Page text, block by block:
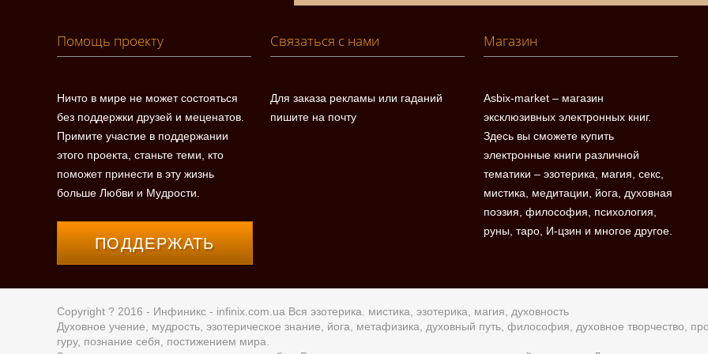
Помощь проекту
Ничто в мире не может состояться
без поддержки друзей и меценатов.
Примите участие в поддержании
этого проекта, станьте теми, кто
поможет принести в эту жизнь
больше Любви и Мудрости.
ПОДДЕРЖАТЬ
Связаться с нами
Для заказа рекламы или гаданий
пишите на почту
Магазин
Asbix-market – магазин
эксклюзивных электронных книг.
Здесь вы сможете купить
электронные книги различной
тематики – эзотерика, магия, секс,
мистика, медитации, йога, духовная
поэзия, философия, психология,
руны, таро, И-цзин и многое другое.
Copyright ? 2016 - Инфиникс - infinix.com.ua Вся эзотерика. мистика, эзотерика, магия, духовность
Духовное учение, мудрость, эзотерическое знание, йога, метафизика, духовный путь, философия, духовное творчество,
гуру, познание себя, постижением мира.